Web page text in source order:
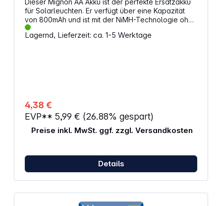
für Solarleuchten. Er verfügt über eine Kapazität
von 800mAh und ist mit der NiMH-Technologie ohne
Memory-Effekt ausgestattet. Darüberhinaus bietet er
maxE Technologie für geringes Selbstentladen. 2er
Lagernd, Lieferzeit: ca. 1-5 Werktage
4,38 €
EVP** 5,99 € (26.88% gespart)
Preise inkl. MwSt. ggf. zzgl. Versandkosten
Details